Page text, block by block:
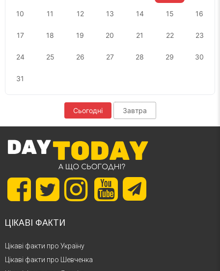
10 11 12 13 14 15 16
17 18 19 20 21 22 23
24 25 26 27 28 29 30
31
Сьогодні Завтра
ЦІКАВІ ФАКТИ
Цікаві факти про Україну
Цікаві факти про Шевченка